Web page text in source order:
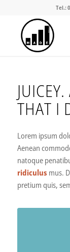
Tel.:
THAT I
Lorem ipsum
Aenean
natoque
ridiculus mus.
pretium quis,